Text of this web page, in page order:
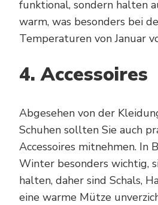
funktional, sondern halten
warm, was besonders bei
Temperaturen von Januar
4. Accessoires
Abgesehen von der
Schuhen sollten Sie auch
Accessoires mitnehmen. In
Winter besonders wichtig,
halten, daher sind Schals,
eine warme Mütze